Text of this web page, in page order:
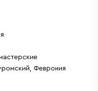
Феврония